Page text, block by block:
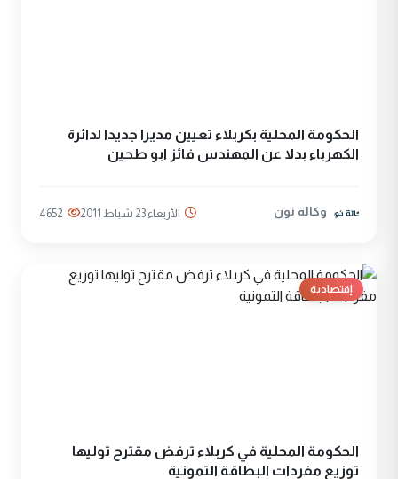
الحكومة المحلية بكربلاء تعيين مديرا جديدا لدائرة
الكهرباء بدلا عن المهندس فائز ابو طحين
وكالة نون الأربعاء 23 شباط 2011 4652
إقتصادية
الحكومة المحلية في كربلاء ترفض مقترح توليها
توزيع مفردات البطاقة التمونية